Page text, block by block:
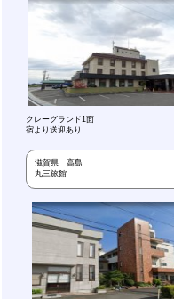
クレーグランド1面
宿より送迎あり
滋賀県 高島
丸三旅館